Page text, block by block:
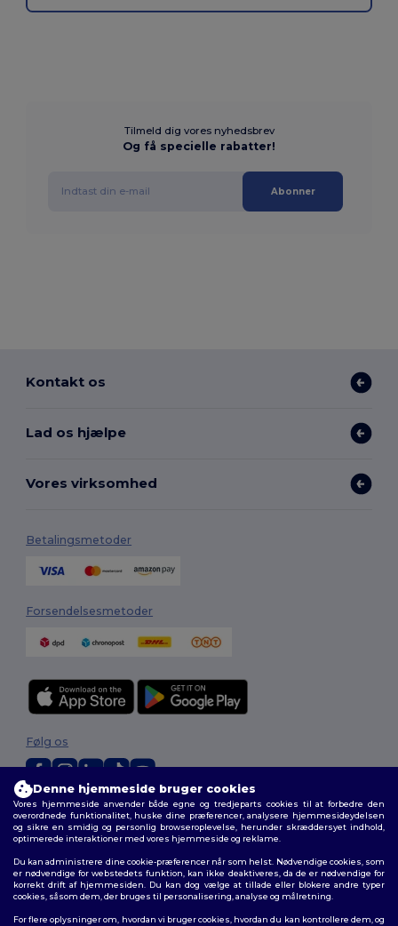
Tilmeld dig vores nyhedsbrev
Og få specielle rabatter!
Abonner
Kontakt os
Lad os hjælpe
Vores virksomhed
Betalingsmetoder
Forsendelsesmetoder
2026. Alle rettigheder forbeholdes
Vilkår og Betingelser|Tilpasset politik|Fortrolighedspolitik|Politik for
cookies|Sitemap
Følg os
Denne hjemmeside bruger cookies
Vores hjemmeside anvender både egne og tredjeparts cookies til at forbedre den
overordnede funktionalitet, huske dine præferencer, analysere hjemmesideydelsen
og sikre en smidig og personlig browseroplevelse, herunder skræddersyet indhold,
optimerede interaktioner med vores hjemmeside og reklame.
Du kan administrere dine cookie-præferencer når som helst. Nødvendige cookies, som
er nødvendige for webstedets funktion, kan ikke deaktiveres, da de er nødvendige for
korrekt drift af hjemmesiden. Du kan dog vælge at tillade eller blokere andre typer
cookies, såsom dem, der bruges til personalisering, analyse og målretning.
For flere oplysninger om, hvordan vi bruger cookies, hvordan du kan kontrollere dem, og